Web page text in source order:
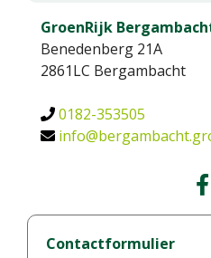
GroenRijk
Benedenberg 21A
2861LC Bergambacht
0182-353505
Contactformulier